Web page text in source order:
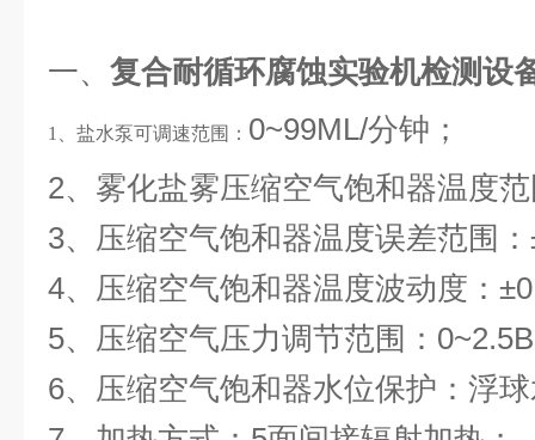
一、 复合耐循环腐蚀实验机检测设
1、盐水泵可调速范围： 0~99ML/分钟；
2、雾化盐雾压缩空气饱和器温度
3、压缩空气饱和器温度误差范围
4、压缩空气饱和器温度波动度：
5、压缩空气压力调节范围：
6、压缩空气饱和器水位保护：浮